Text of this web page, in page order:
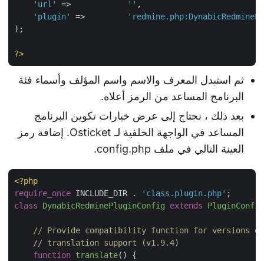
'url' => '' ,
'plugin'
=>
);
?>
ثم استبدل المعرف والاسم واسم المؤلف وأسماء فئة
البرنامج المساعد من الرمز أعلاه.
بعد ذلك ، نحتاج إلى عرض خيارات تكوين البرنامج
المساعد في الواجهة الخلفية لـ Osticket. إضافة رمز
العينة التالي في ملف config.php.
<?php
require_once INCLUDE_DIR . 'class.plugin.php'
class
DynabicRedminePluginConfig extends PluginConfig
// Provide compatibility function for versions
// translation support (v1.9.4)
function translate( ) {